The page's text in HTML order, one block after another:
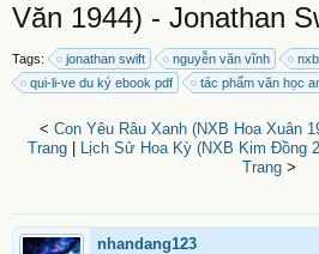
Văn 1944) - Jonathan
Tags: jonathan swift nguyễn văn vĩnh
qui-li-ve du ký ebook pdf
tác phẩm văn học
< Con Yêu Râu Xanh (NXB Hoa Xuân
Trang|
Lịch Sử Hoa Kỳ (NXB Kim Đồng
Trang>
nhandang123